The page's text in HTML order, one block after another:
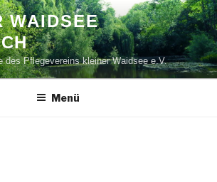
WAIDSEE
des Pflegevereins kleiner Waidsee e.V.
Menü